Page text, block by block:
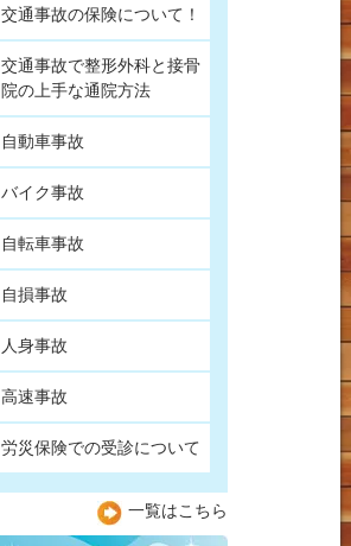
交通事故の保険について！
交通事故で整形外科と接骨
院の上手な通院方法
自動車事故
バイク事故
自転車事故
自損事故
人身事故
高速事故
労災保険での受診について
一覧はこちら